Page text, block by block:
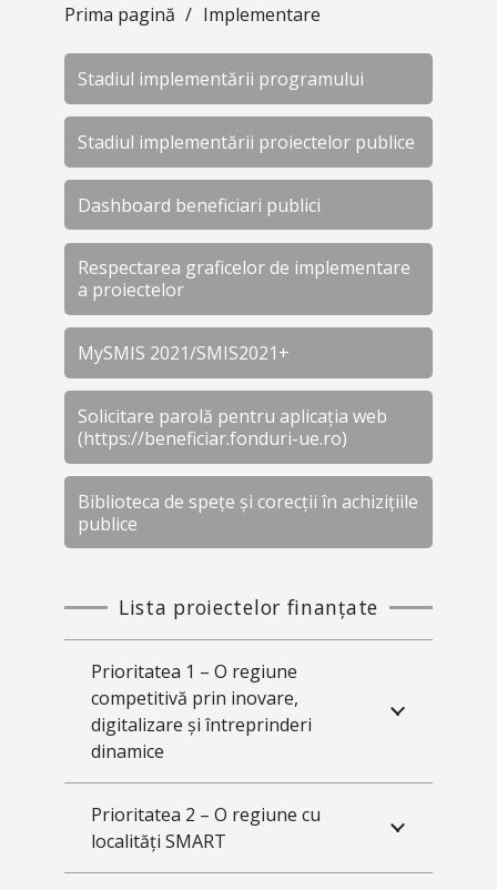
Prima pagină / Implementare
Stadiul implementării programului
Stadiul implementării proiectelor publice
Dashboard beneficiari publici
Respectarea graficelor de implementare
a proiectelor
MySMIS 2021/SMIS2021+
Solicitare parolă pentru aplicația web
(https://beneficiar.fonduri-ue.ro)
Biblioteca de spețe și corecții în achizițiile
publice
Lista proiectelor finanțate
Prioritatea 1 – O regiune
competitivă prin inovare,
digitalizare și întreprinderi
dinamice
Prioritatea 2 – O regiune cu
localități SMART